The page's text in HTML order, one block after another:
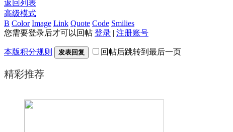
返回列表
高级模式
B Color Image Link Quote Code Smilies
您需要登录后才可以回帖 登录 | 注册账号
本版积分规则 发表回复 回帖后跳转到最后一页
精彩推荐